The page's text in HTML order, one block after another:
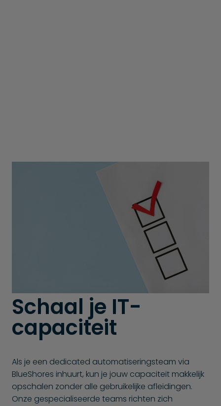
Schaal je IT-
capaciteit
Als je een dedicated automatiseringsteam via
BlueShores inhuurt, kun je jouw capaciteit makkelijk
opschalen zonder alle gebruikelijke afleidingen.
Onze gespecialiseerde teams richten zich